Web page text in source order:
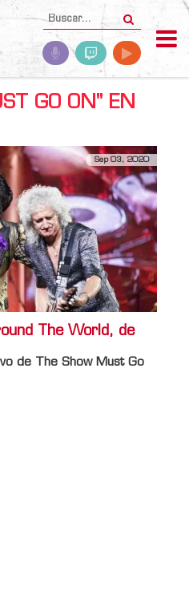
GO ON" EN
Sep 03, 2020
The World, de
de The Show Must Go